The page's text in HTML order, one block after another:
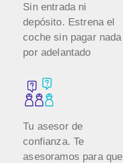
Sin entrada ni
depósito. Estrena el
coche sin pagar nada
por adelantado
Tu asesor de
confianza. Te
asesoramos para que